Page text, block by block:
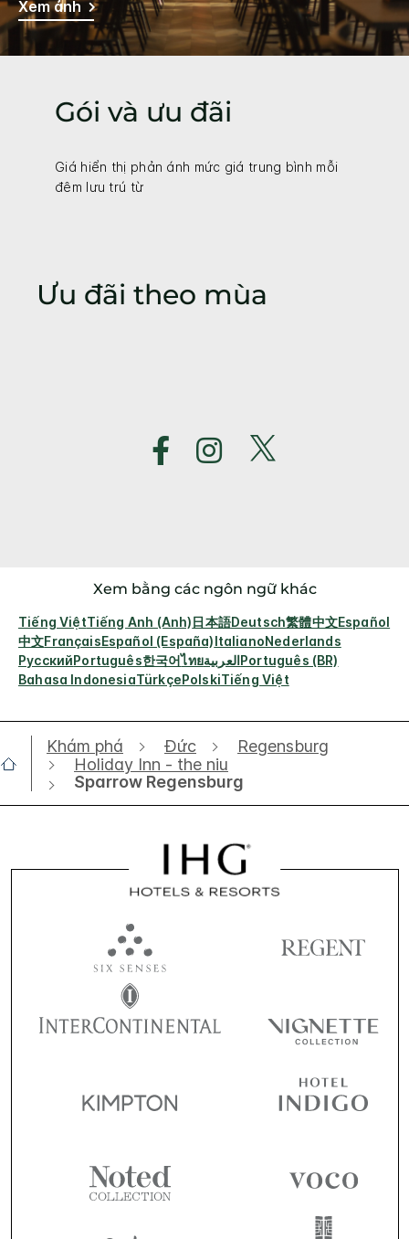
Xem ảnh
Gói và ưu đãi
Giá hiển thị phản ánh mức giá trung bình mỗi
đêm lưu trú từ
Ưu đãi theo mùa
Xem bằng các ngôn ngữ khác
Tiếng ViệtTiếng Anh (Anh)日本語Deutsch繁體中文Español
中文FrançaisEspañol (España)ItalianoNederlands
РусскийPortuguês한국어ไทยالعربيةPortuguês (BR)
Bahasa IndonesiaTürkçePolskiTiếng Việt
Khám phá Đức
Regensburg
Holiday Inn - the niu
Sparrow Regensburg